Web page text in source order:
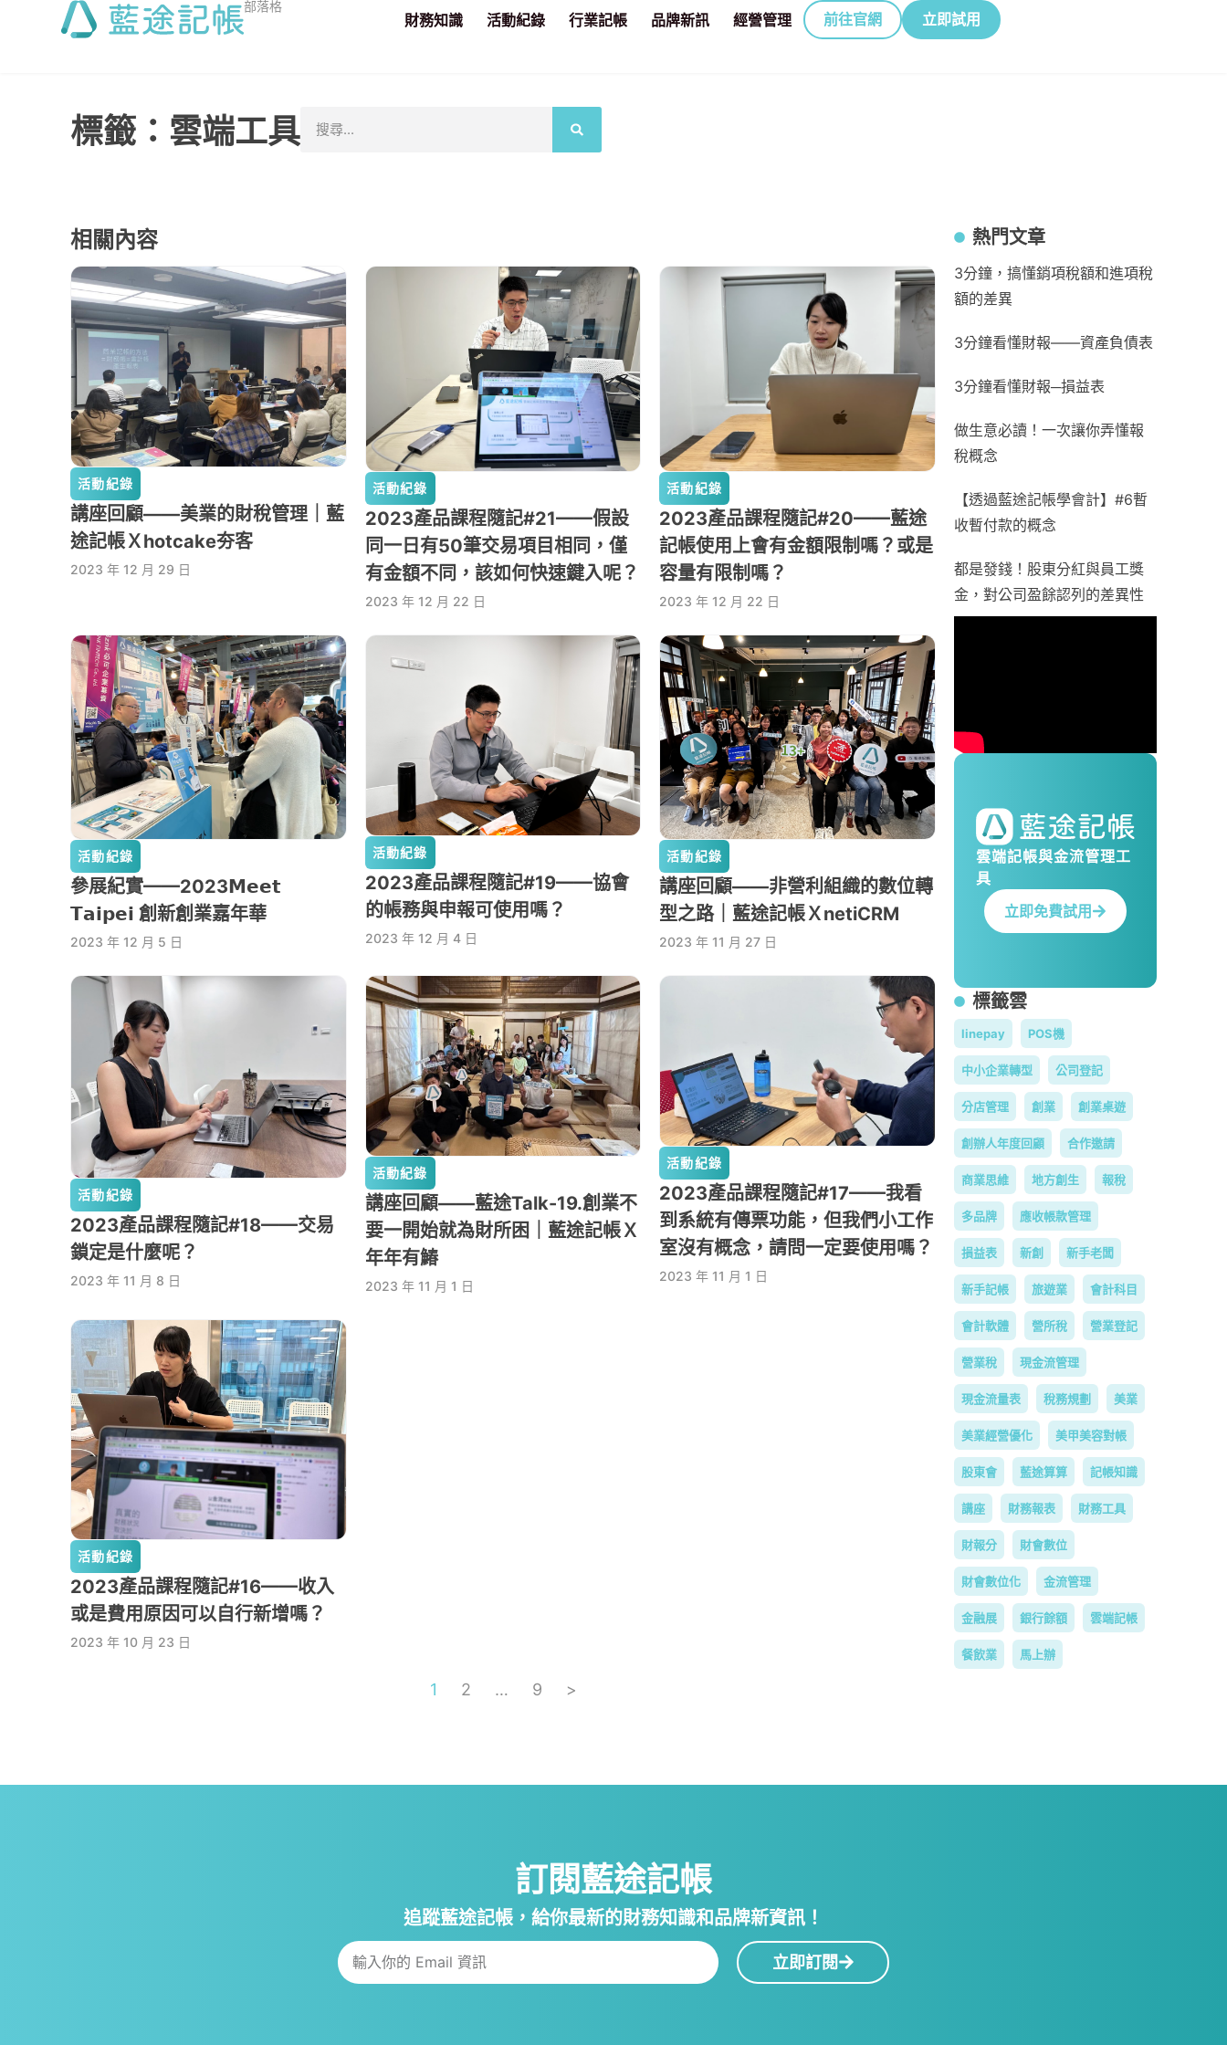
部落格
財務知識 活動紀錄 行業記帳 品牌新訊 經營管理 前往官網 立即試用
標籤：雲端工具
相關內容
活動紀錄
講座回顧——美業的財稅管理｜藍
途記帳Ｘhotcake夯客
2023 年 12 月 29 日
活動紀錄
2023產品課程隨記#21——假設
同一日有50筆交易項目相同，僅
有金額不同，該如何快速鍵入呢？
2023 年 12 月 22 日
活動紀錄
2023產品課程隨記#20——藍途
記帳使用上會有金額限制嗎？或是
容量有限制嗎？
2023 年 12 月 22 日
活動紀錄
參展紀實——2023𝗠𝗲𝗲𝘁
𝗧𝗮𝗶𝗽𝗲𝗶 創新創業嘉年華
2023 年 12 月 5 日
活動紀錄
2023產品課程隨記#19——協會
的帳務與申報可使用嗎？
2023 年 12 月 4 日
活動紀錄
講座回顧——非營利組織的數位轉
型之路｜藍途記帳ＸnetiCRM
2023 年 11 月 27 日
活動紀錄
2023產品課程隨記#18——交易
鎖定是什麼呢？
2023 年 11 月 8 日
活動紀錄
講座回顧——藍途Talk-19.創業不
要一開始就為財所困｜藍途記帳Ｘ
年年有鰆
2023 年 11 月 1 日
活動紀錄
2023產品課程隨記#17——我看
到系統有傳票功能，但我們小工作
室沒有概念，請問一定要使用嗎？
2023 年 11 月 1 日
活動紀錄
2023產品課程隨記#16——收入
或是費用原因可以自行新增嗎？
2023 年 10 月 23 日
1 2 … 9 >
熱門文章
3分鐘，搞懂銷項稅額和進項稅
額的差異
3分鐘看懂財報——資產負債表
3分鐘看懂財報─損益表
做生意必讀！一次讓你弄懂報
稅概念
【透過藍途記帳學會計】#6暫
收暫付款的概念
都是發錢！股東分紅與員工獎
金，對公司盈餘認列的差異性
雲端記帳與金流管理工
具
立即免費試用
標籤雲
linepay POS機
中小企業轉型 公司登記
分店管理 創業 創業桌遊
創辦人年度回顧 合作邀請
商業思維 地方創生 報稅
多品牌 應收帳款管理
損益表 新創 新手老闆
新手記帳 旅遊業 會計科目
會計軟體 營所稅 營業登記
營業稅 現金流管理
現金流量表 稅務規劃 美業
美業經營優化 美甲美容對帳
股東會 藍途算算 記帳知識
講座 財務報表 財務工具
財報分 財會數位
財會數位化 金流管理
金融展 銀行餘額 雲端記帳
餐飲業 馬上辦
訂閱藍途記帳
追蹤藍途記帳，給你最新的財務知識和品牌新資訊！
立即訂閱